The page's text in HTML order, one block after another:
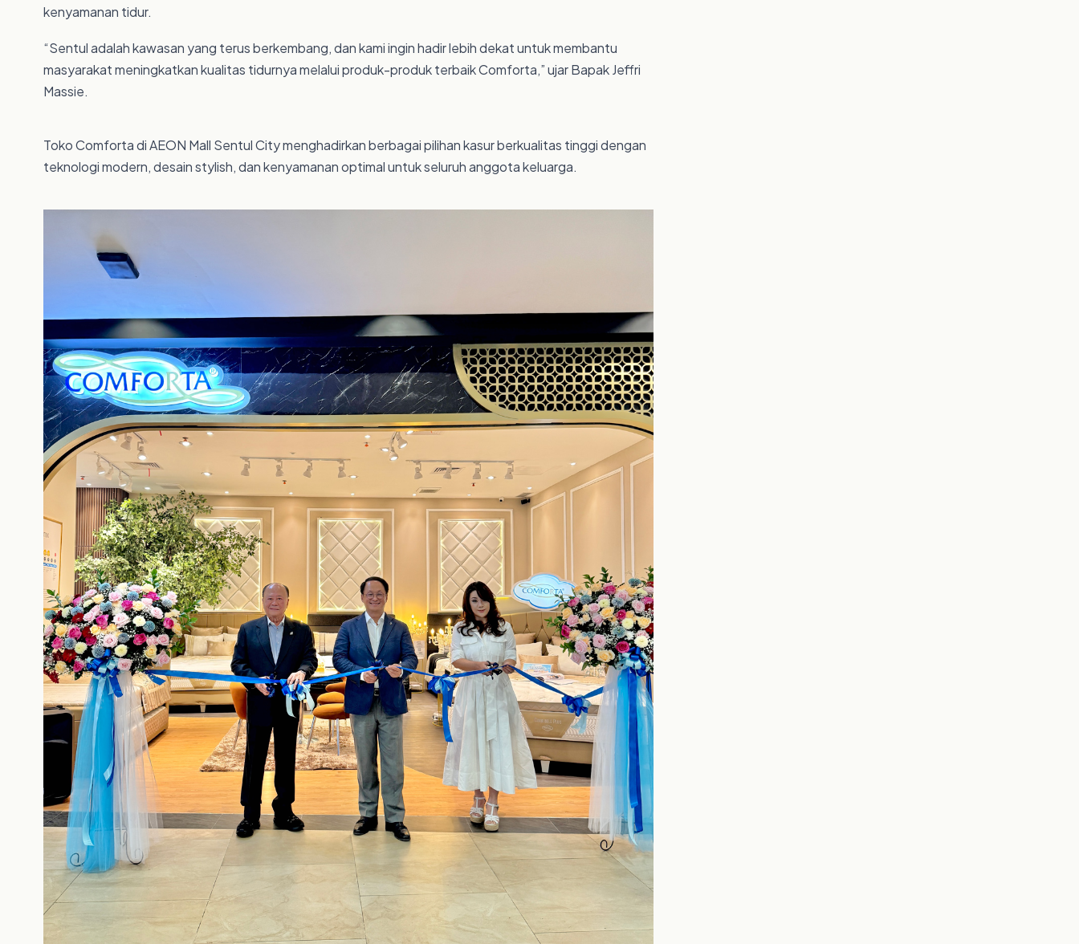
kenyamanan tidur.
“Sentul adalah kawasan yang terus berkembang, dan kami ingin hadir lebih dekat untuk membantu
masyarakat meningkatkan kualitas tidurnya melalui produk-produk terbaik Comforta,” ujar Bapak Jeffri
Massie.
Toko Comforta di AEON Mall Sentul City menghadirkan berbagai pilihan kasur berkualitas tinggi dengan
teknologi modern, desain stylish, dan kenyamanan optimal untuk seluruh anggota keluarga.